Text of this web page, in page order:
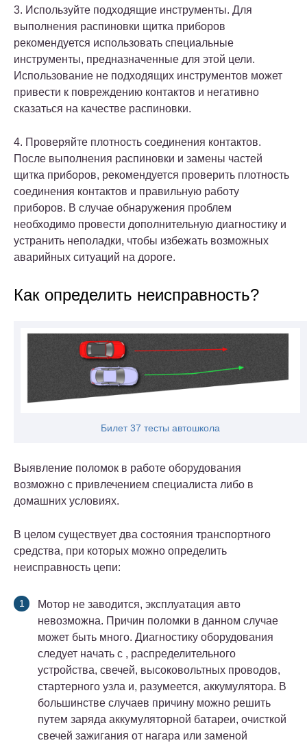
3. Используйте подходящие инструменты. Для
выполнения распиновки щитка приборов
рекомендуется использовать специальные
инструменты, предназначенные для этой цели.
Использование не подходящих инструментов может
привести к повреждению контактов и негативно
сказаться на качестве распиновки.
4. Проверяйте плотность соединения контактов.
После выполнения распиновки и замены частей
щитка приборов, рекомендуется проверить плотность
соединения контактов и правильную работу
приборов. В случае обнаружения проблем
необходимо провести дополнительную диагностику и
устранить неполадки, чтобы избежать возможных
аварийных ситуаций на дороге.
Как определить неисправность?
Билет 37 тесты автошкола
Выявление поломок в работе оборудования
возможно с привлечением специалиста либо в
домашних условиях.
В целом существует два состояния транспортного
средства, при которых можно определить
неисправность цепи:
Мотор не заводится, эксплуатация авто
невозможна. Причин поломки в данном случае
может быть много. Диагностику оборудования
следует начать с , распределительного
устройства, свечей, высоковольтных проводов,
стартерного узла и, разумеется, аккумулятора. В
большинстве случаев причину можно решить
путем заряда аккумуляторной батареи, очисткой
свечей зажигания от нагара или заменой